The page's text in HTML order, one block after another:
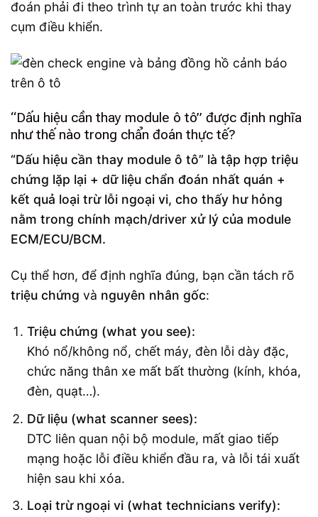
đoán phải đi theo trình tự an toàn trước khi thay
cụm điều khiển.
“Dấu hiệu cần thay module ô tô” được định nghĩa
như thế nào trong chẩn đoán thực tế?
“Dấu hiệu cần thay module ô tô” là tập hợp triệu
chứng lặp lại + dữ liệu chẩn đoán nhất quán +
kết quả loại trừ lỗi ngoại vi, cho thấy hư hỏng
nằm trong chính mạch/driver xử lý của module
ECM/ECU/BCM.
Cụ thể hơn, để định nghĩa đúng, bạn cần tách rõ
triệu chứng và nguyên nhân gốc:
Triệu chứng (what you see):
Khó nổ/không nổ, chết máy, đèn lỗi dày đặc,
chức năng thân xe mất bất thường (kính, khóa,
đèn, quạt…).
Dữ liệu (what scanner sees):
DTC liên quan nội bộ module, mất giao tiếp
mạng hoặc lỗi điều khiển đầu ra, và lỗi tái xuất
hiện sau khi xóa.
Loại trừ ngoại vi (what technicians verify):